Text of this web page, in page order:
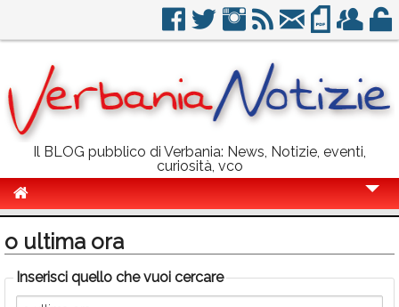
Il BLOG pubblico di Verbania: News, Notizie, eventi,
curiosità, vco
Politica
Sport
o ultima ora
Inserisci quello che vuoi cercare